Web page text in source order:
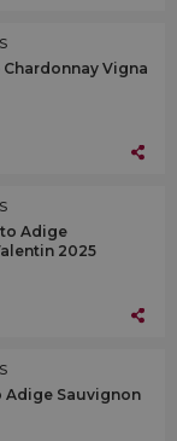
Vigna
Adige
2025
Adige Sauvignon